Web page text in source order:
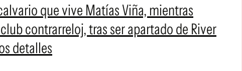
que vive Matías Viña, mientras
contrarreloj, tras ser apartado de River
detalles